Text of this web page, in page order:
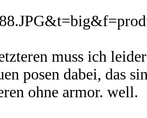
muss ich
posen dabei, das
ohne armor. well.